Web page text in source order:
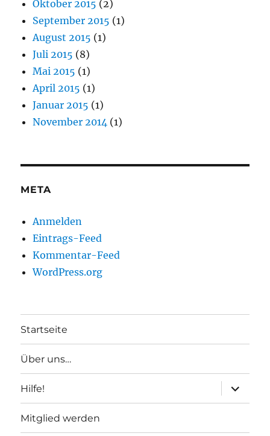
Oktober 2015 (2)
September 2015 (1)
August 2015 (1)
Juli 2015 (8)
Mai 2015 (1)
April 2015 (1)
Januar 2015 (1)
November 2014 (1)
META
Anmelden
Eintrags-Feed
Kommentar-Feed
WordPress.org
Startseite
Über uns…
Hilfe!
anzeigen
Mitglied werden